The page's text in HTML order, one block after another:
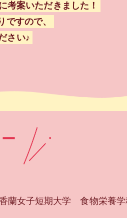
考案いただきました！
すので、
さい♪
蘭女子短期大学 食物栄養学